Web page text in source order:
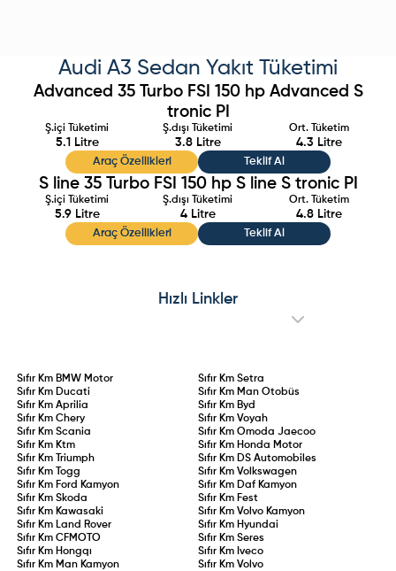
Audi A3 Sedan Yakıt Tüketimi
Advanced 35 Turbo FSI 150 hp Advanced S
tronic PI
Ş.içi Tüketimi
5.1 Litre
Ş.dışı Tüketimi
3.8Litre
Ort. Tüketim
4.3 Litre
Araç Özellikleri Teklif Al
S line 35 Turbo FSI 150 hp S line S tronic PI
Ş.içi Tüketimi
5.9Litre
Ş.dışı Tüketimi
4Litre
Ort. Tüketim
4.8Litre
Araç Özellikleri Teklif Al
Hızlı Linkler
Sıfır Km BMW Motor Sıfır Km Setra
Sıfır Km Ducati Sıfır Km Man Otobüs
Sıfır KmAprilia Sıfır Km Byd
Sıfır KmChery Sıfır Km Voyah
Sıfır KmScania Sıfır Km Omoda Jaecoo
Sıfır Km Ktm Sıfır Km Honda Motor
Sıfır Km
Triumph Sıfır Km DS Automobiles
Sıfır Km
Togg Sıfır Km Volkswagen
Sıfır Km Ford Kamyon Sıfır Km Daf Kamyon
Sıfır KmSkoda Sıfır Km Fest
Sıfır Km Kawasaki Sıfır Km Volvo Kamyon
Sıfır Km Land Rover Sıfır Km Hyundai
Sıfır KmCFMOTO Sıfır Km Seres
Sıfır Km Hongqı Sıfır Km Iveco
Sıfır Km Man Kamyon Sıfır Km Volvo